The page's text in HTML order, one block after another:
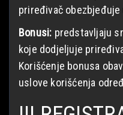
priređivač
Bonusi: predstavljaju
koje dodjeljuje
Korišćenje bonusa
uslove korišćenja